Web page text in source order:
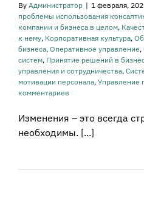
лидерства,
и
Системы
и проблемы
персонала
персоналом
By Администратор | 1 февраля,
проблемы использования
компании и бизнеса в целом,
к нему, Корпоративная культура,
бизнеса, Оперативное управление,
систем, Принятие решений в
управления и сотрудничества,
мотивации персонала, Управление
комментариев
Изменения – это всегда
необходимы. [...]